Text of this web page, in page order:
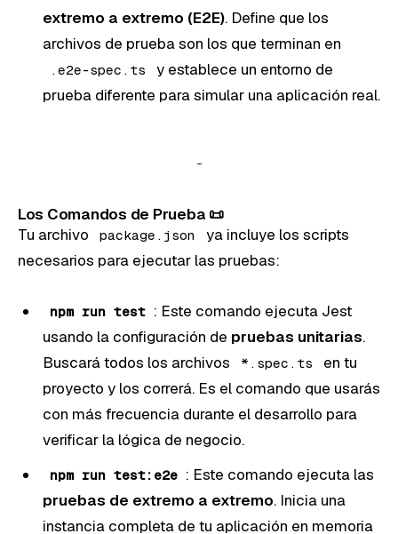
extremo a extremo (E2E). Define que los
archivos de prueba son los que terminan en
.e2e-spec.ts
y establece un entorno de
prueba diferente para simular una aplicación real.
Los Comandos de Prueba 📜
Tu archivo
package.json
ya incluye los scripts
necesarios para ejecutar las pruebas:
npm run test : Este comando ejecuta Jest
usando la configuración de pruebas unitarias.
Buscará todos los archivos
*.spec.ts
en tu
proyecto y los correrá. Es el comando que usarás
con más frecuencia durante el desarrollo para
verificar la lógica de negocio.
npm run test:e2e : Este comando ejecuta las
pruebas de extremo a extremo. Inicia una
instancia completa de tu aplicación en memoria